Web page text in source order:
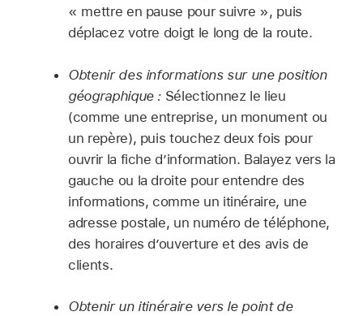
« mettre en pause pour suivre », puis
déplacez votre doigt le long de la route.
Obtenir des informations sur une position
géographique : Sélectionnez le lieu
(comme une entreprise, un monument ou
un repère), puis touchez deux fois pour
ouvrir la fiche d’information. Balayez vers la
gauche ou la droite pour entendre des
informations, comme un itinéraire, une
adresse postale, un numéro de téléphone,
des horaires d’ouverture et des avis de
clients.
Obtenir un itinéraire vers le point de